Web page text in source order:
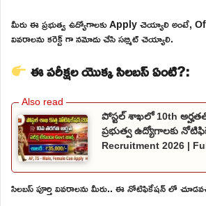
మీరు ఈ ప్రభుత్వ ఉద్యోగాలకు Apply చెయ్యాలి అంటే,
వివరాలను కరెక్ట్ గా నమోదు చేసి సబ్మిట్ చెయ్యాలి.
ఈ పరీక్షల యొక్క సిలబస్ ఏంటి?:
పోస్టల్ శాఖలో 10th
ప్రభుత్వ ఉద్యోగాలకు
Recruitment 2026 |
సిలబస్ పూర్తి వివరాలను మీరు.. ఈ నోటిఫికేషన్ లో